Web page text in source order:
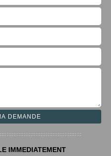
IMMEDIATEMENT